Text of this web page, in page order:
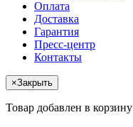
Оплата
Доставка
Гарантия
Пресс-центр
Контакты
×Закрыть
Товар добавлен в корзину